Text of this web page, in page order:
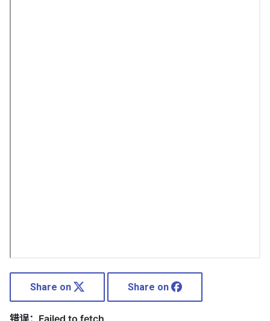
Share on Share on